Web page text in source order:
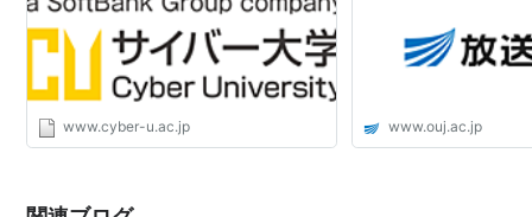
*2:ただし、卒業証書には「通信課程」と書かれている
大学もあるなど、通学課程と通信課程を区別している大
学もあるようだ。
*3:
大きな評価を得るアピールポイントとなることは確か。
www.cyber-u.ac.jp www.ouj.ac.jp